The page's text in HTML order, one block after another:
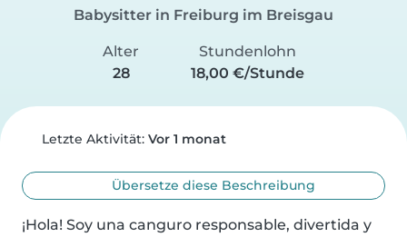
Babysitter in Freiburg im Breisgau
Alter
28
Stundenlohn
18,00 €/Stunde
Letzte Aktivität: Vor 1 monat
Übersetze diese Beschreibung
¡Hola! Soy una canguro responsable, divertida y